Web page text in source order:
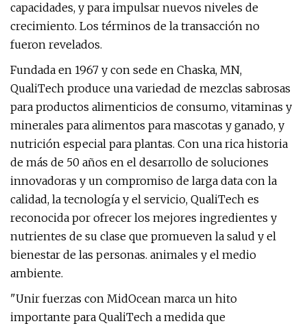
capacidades, y para impulsar nuevos niveles de
crecimiento. Los términos de la transacción no
fueron revelados.
Fundada en 1967 y con sede en Chaska, MN,
QualiTech produce una variedad de mezclas sabrosas
para productos alimenticios de consumo, vitaminas y
minerales para alimentos para mascotas y ganado, y
nutrición especial para plantas. Con una rica historia
de más de 50 años en el desarrollo de soluciones
innovadoras y un compromiso de larga data con la
calidad, la tecnología y el servicio, QualiTech es
reconocida por ofrecer los mejores ingredientes y
nutrientes de su clase que promueven la salud y el
bienestar de las personas. animales y el medio
ambiente.
"Unir fuerzas con MidOcean marca un hito
importante para QualiTech a medida que